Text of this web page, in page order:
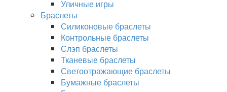
Уличные игры
Браслеты
Силиконовые браслеты
Контрольные браслеты
Слэп браслеты
Тканевые браслеты
Светоотражающие браслеты
Бумажные браслеты